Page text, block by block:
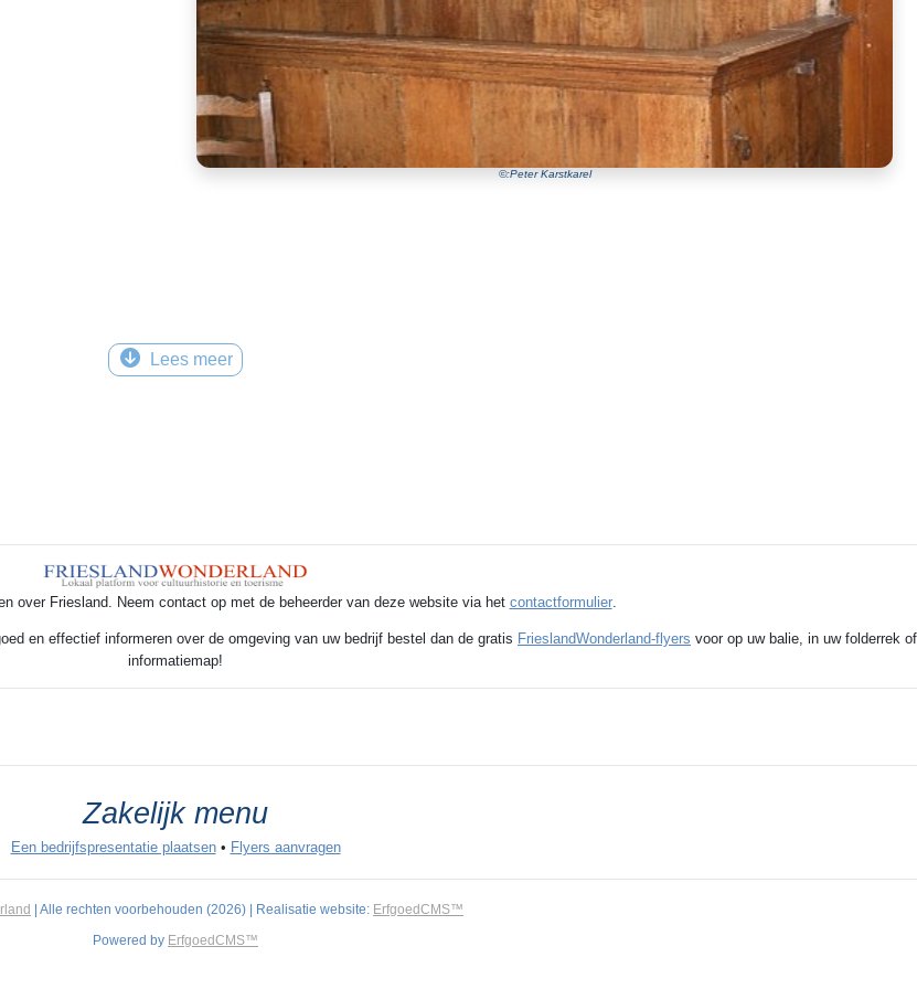
©:Peter Karstkarel
Lees meer
over Friesland. Neem contact op met de beheerder van deze website via het contactformulier.
en effectief informeren over de omgeving van uw bedrijf bestel dan de gratis FrieslandWonderland-flyers voor op uw balie, in uw folderrek of
informatiemap!
Zakelijk menu
Een bedrijfspresentatie plaatsen• Flyers aanvragen
| Alle rechten voorbehouden (2026) | Realisatie website: ErfgoedCMS™
Powered by ErfgoedCMS™